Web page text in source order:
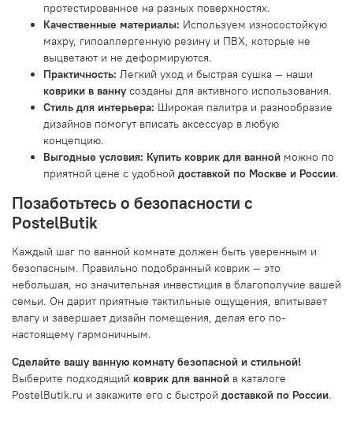
протестированное на разных поверхностях.
Качественные материалы: Используем износостойкую
махру, гипоаллергенную резину и ПВХ, которые не
выцветают и не деформируются.
Практичность: Легкий уход и быстрая сушка — наши
коврики в ванну созданы для активного использования.
Стиль для интерьера: Широкая палитра и разнообразие
дизайнов помогут вписать аксессуар в любую
концепцию.
Выгодные условия: Купить коврик для ванной можно по
приятной цене с удобной доставкой по Москве и России.
Позаботьтесь о безопасности с
PostelButik
Каждый шаг по ванной комнате должен быть уверенным и
безопасным. Правильно подобранный коврик — это
небольшая, но значительная инвестиция в благополучие вашей
семьи. Он дарит приятные тактильные ощущения, впитывает
влагу и завершает дизайн помещения, делая его по-
настоящему гармоничным.
Сделайте вашу ванную комнату безопасной и стильной!
Выберите подходящий коврик для ванной в каталоге
PostelButik.ru и закажите его с быстрой доставкой по России.